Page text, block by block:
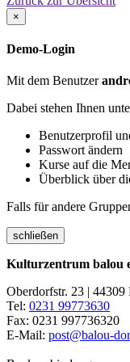
×
Demo-Login
Mit dem Benutzer
Dabei stehen Ihnen
Benutzerprofil
Passwort ändern
Kurse auf die
Überblick über
Falls für andere
schließen
Kulturzentrum balou
Oberdorfstr. 23 | 44309
Tel: 0231 99773630
Fax: 0231 997736320
E-Mail: post@balou-